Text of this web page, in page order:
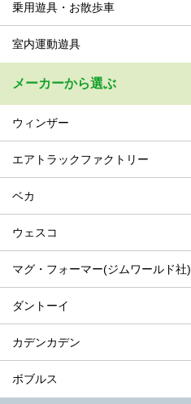
乗用遊具・お散歩車
室内運動遊具
メーカーから選ぶ
ウィンザー
エアトラックファクトリー
ベカ
ウェスコ
マグ・フォーマー(ジムワールド社)
ダントーイ
カデンカデン
ボブルス